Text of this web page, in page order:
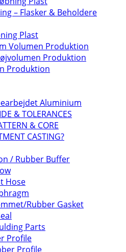
– Flasker & Beholdere
Plast
Volumen Produktion
Produktion
Produktion
Aluminium
& TOLERANCES
& CORE
CASTING?
/ Rubber Buffer
Hose
Rubber Gasket
Parts
Profile
Profile